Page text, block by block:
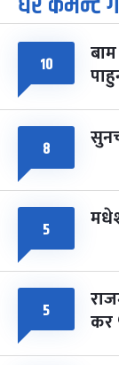
आइत चैत्र ७,
८
चैत्र ८,
१०
८
५
५ कर